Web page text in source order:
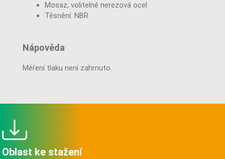
Mosaz, volitelně nerezová ocel
Těsnění: NBR
Nápověda
Měření tlaku není zahrnuto.
Oblast ke stažení